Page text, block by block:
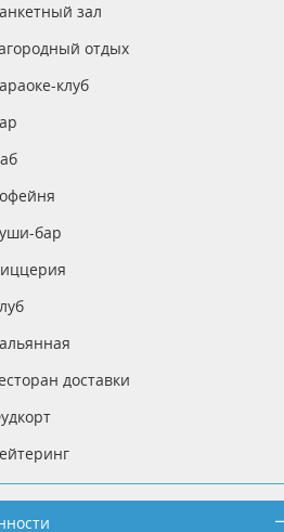
зал
отдых
клуб
бар
доставки